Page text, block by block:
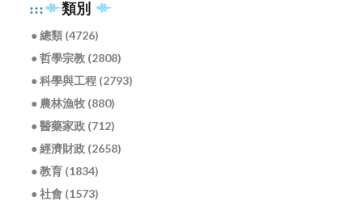
::: 類別
● 總類 (4726)
● 哲學宗教 (2808)
● 科學與工程 (2793)
● 農林漁牧 (880)
● 醫藥家政 (712)
● 經濟財政 (2658)
● 教育 (1834)
● 社會 (1573)